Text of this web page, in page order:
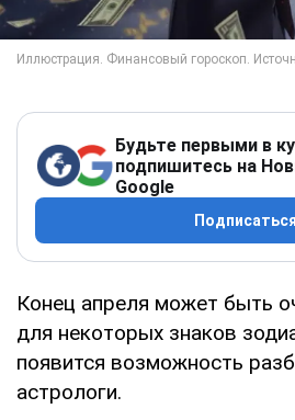
Будьте первыми в
подпишитесь на
Google
Подписаться
Конец апреля может быть
для некоторых знаков
появится возможность
астрологи.